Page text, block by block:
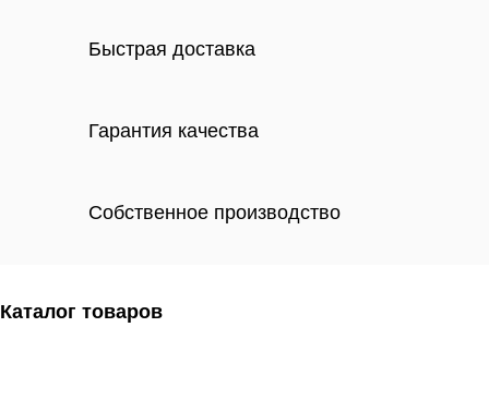
Быстрая доставка
Гарантия качества
Собственное производство
Каталог товаров